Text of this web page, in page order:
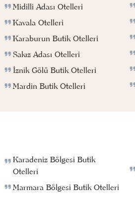
Midilli Adası Otelleri
Kavala Otelleri
Karaburun Butik Otelleri
Sakız Adası Otelleri
İznik Gölü Butik Otelleri
Mardin Butik Otelleri
Karadeniz Bölgesi Butik
Otelleri
Marmara Bölgesi Butik Otelleri